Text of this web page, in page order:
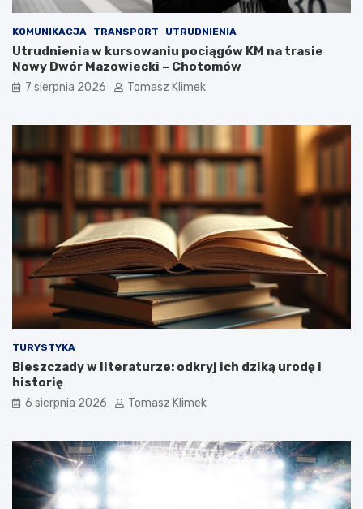
KOMUNIKACJA TRANSPORT UTRUDNIENIA
Utrudnienia w kursowaniu pociągów KM na trasie
Nowy Dwór Mazowiecki – Chotomów
7 sierpnia 2026 Tomasz Klimek
TURYSTYKA
Bieszczady w literaturze: odkryj ich dziką urodę i
historię
6 sierpnia 2026 Tomasz Klimek